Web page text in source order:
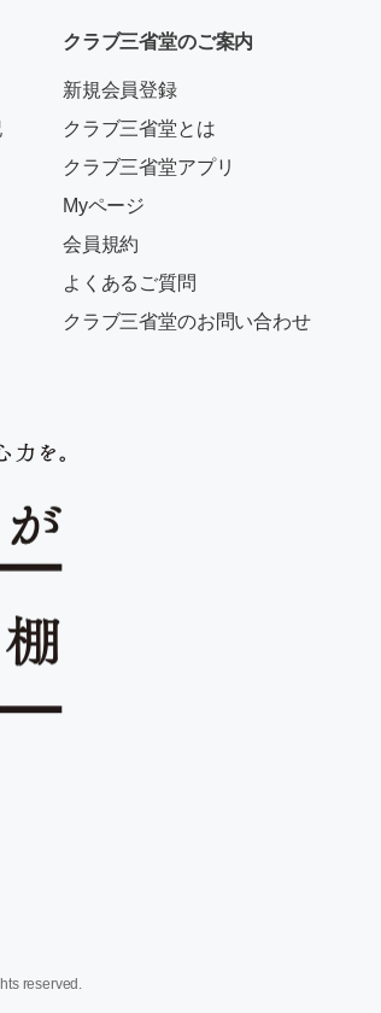
クラブ三省堂のご案内
新規会員登録
クラブ三省堂とは
クラブ三省堂アプリ
Myページ
会員規約
よくあるご質問
クラブ三省堂のお問い合わせ
reserved.